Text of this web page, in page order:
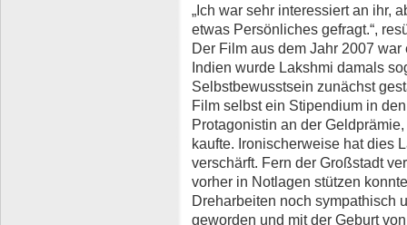
„Ich war sehr interessiert an ihr,
etwas Persönliches gefragt.“,
Der Film aus dem Jahr 2007
Indien wurde Lakshmi damals
Selbstbewusstsein zunächst
Film selbst ein Stipendium in
Protagonistin an der
kaufte. Ironischerweise hat dies
verschärft. Fern der Großstadt
vorher in Notlagen stützen
Dreharbeiten noch sympathisch
geworden und mit der Geburt